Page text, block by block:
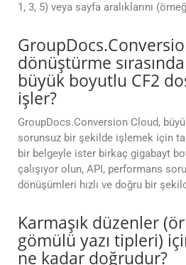
1, 3, 5) veya sayfa aralıklarını
dönüştürme
büyük boyutlu CF2
işler?
GroupDocs.Conversion Cloud,
sorunsuz bir şekilde işlemek için
bir belgeyle ister birkaç gigabayt
çalışıyor olun, API, performans
dönüşümleri hızlı ve doğru bir
Karmaşık düzenler
gömülü yazı tipleri)
ne kadar doğrudur?